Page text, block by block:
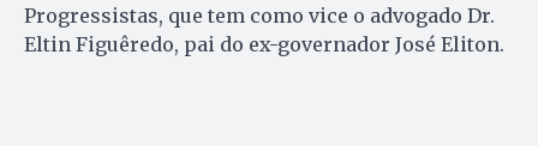
Progressistas, que tem como vice o advogado Dr.
Eltin Figuêredo, pai do ex-governador José Eliton.